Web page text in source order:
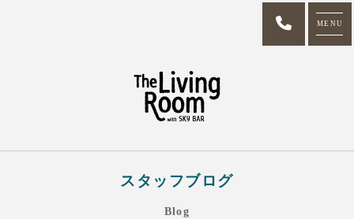
MENU
スタッフブログ
Blog